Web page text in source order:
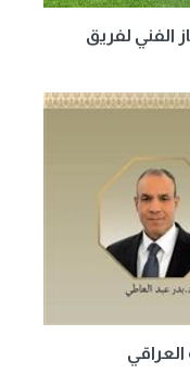
الفني لفريق